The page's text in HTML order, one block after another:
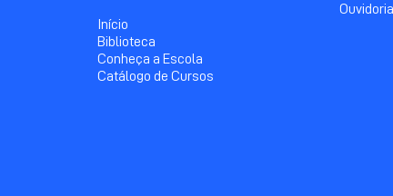
Início
Biblioteca
Conheça a Escola
Catálogo de Cursos
Ouvidoria